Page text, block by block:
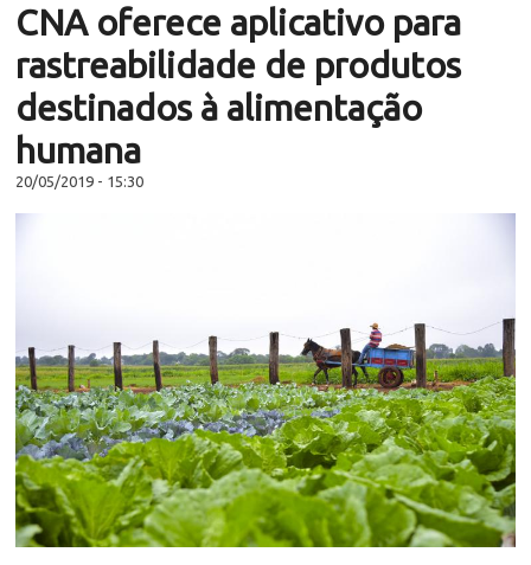
CNA oferece aplicativo para
rastreabilidade de produtos
destinados à alimentação
humana
20/05/2019 - 15:30